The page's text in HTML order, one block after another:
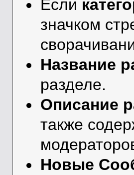
Если
значком
Название
разделе.
Описание
также
Новые